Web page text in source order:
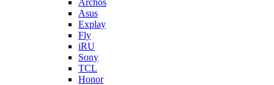
Archos
Asus
Explay
Fly
iRU
Sony
TCL
Honor